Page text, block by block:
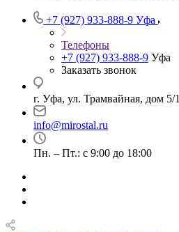
+7 (927) 933-888-9 Уфа
Телефоны
+7 (927) 933-888-9 Уфа
Заказать звонок
г. Уфа, ул. Трамвайная, дом 5/1
info@mirostal.ru
Пн. – Пт.: с 9:00 до 18:00